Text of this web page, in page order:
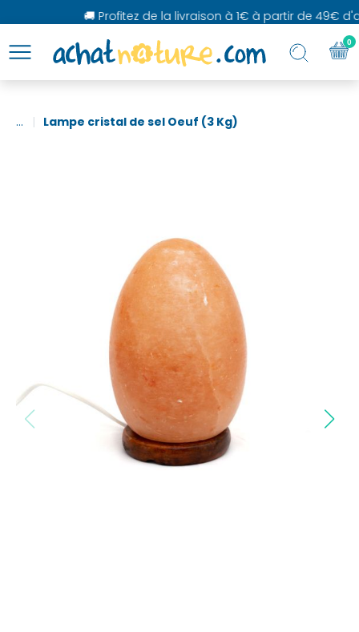
🚚 Profitez de la livraison à 1€ à partir de 49€
... Lampe cristal de sel Oeuf (3 Kg)
0